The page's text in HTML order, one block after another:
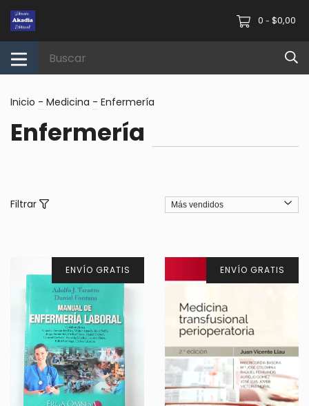
0 - $0,00
Inicio - Medicina - Enfermería
Enfermería
Filtrar
ENVÍO GRATIS ENVÍO GRATIS